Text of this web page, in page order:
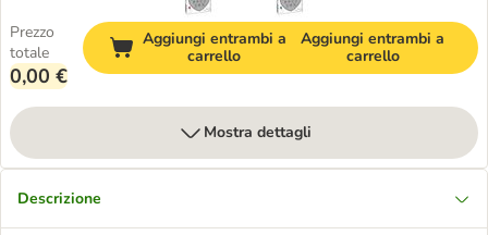
Prezzo
totale
0,00 €
Aggiungi entrambi a
carrello
Aggiungi entrambi a
carrello
Mostra dettagli
Descrizione